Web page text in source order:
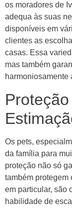
os moradores de
adequa às suas
disponíveis em
clientes as
casas. Essa
mas também
harmoniosamente
Os pets,
da família para
proteção não só
também protegem
em particular, são
habilidade de